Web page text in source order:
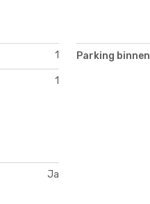
1 Parking binnen
1
Ja